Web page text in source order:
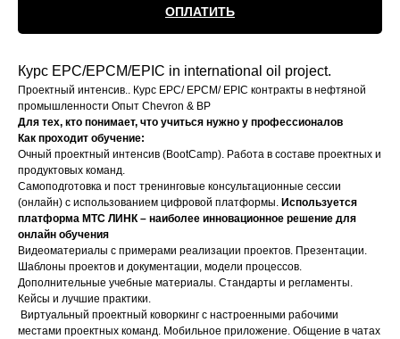
ОПЛАТИТЬ
Курс ЕРС/ЕРСМ/EPIC in international oil project.
Проектный интенсив.. Курс EPC/ EPCM/ EPIC контракты в нефтяной
промышленности Опыт Chevron & BP
Для тех, кто понимает, что учиться нужно у профессионалов
Как проходит обучение:
Очный проектный интенсив (BootCamp). Работа в составе проектных и
продуктовых команд.
Самоподготовка и пост тренинговые консультационные сессии
(онлайн) с использованием цифровой платформы. Используется
платформа МТС ЛИНК – наиболее инновационное решение для
онлайн обучения
Видеоматериалы с примерами реализации проектов. Презентации.
Шаблоны проектов и документации, модели процессов.
Дополнительные учебные материалы. Стандарты и регламенты.
Кейсы и лучшие практики.
Виртуальный проектный коворкинг с настроенными рабочими
местами проектных команд. Мобильное приложение. Общение в чатах